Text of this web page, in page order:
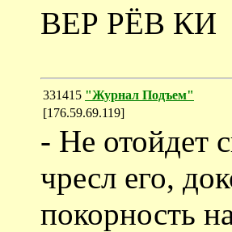
ВЕР РЁВ КИ
331415 "Журнал Подъем"
[176.59.69.119]
- Не отойдет
чресл его,
покорность